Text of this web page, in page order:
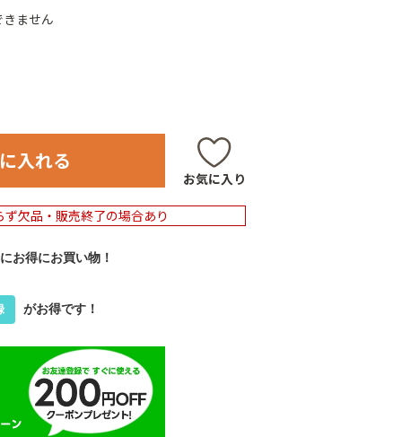
ません
入れる
お気に入り
欠品・販売終了の場合あり
お得にお買い物！
がお得です！